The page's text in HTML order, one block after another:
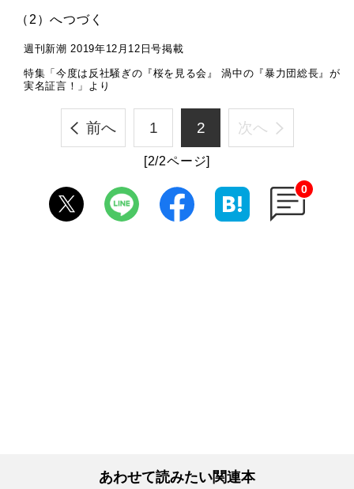
（2）へつづく
週刊新潮 2019年12月12日号掲載
特集「今度は反社騒ぎの『桜を見る会』 渦中の『暴力団総長』が
実名証言！」より
前へ 1 2 次へ
[2/2ページ]
0
あわせて読みたい関連本